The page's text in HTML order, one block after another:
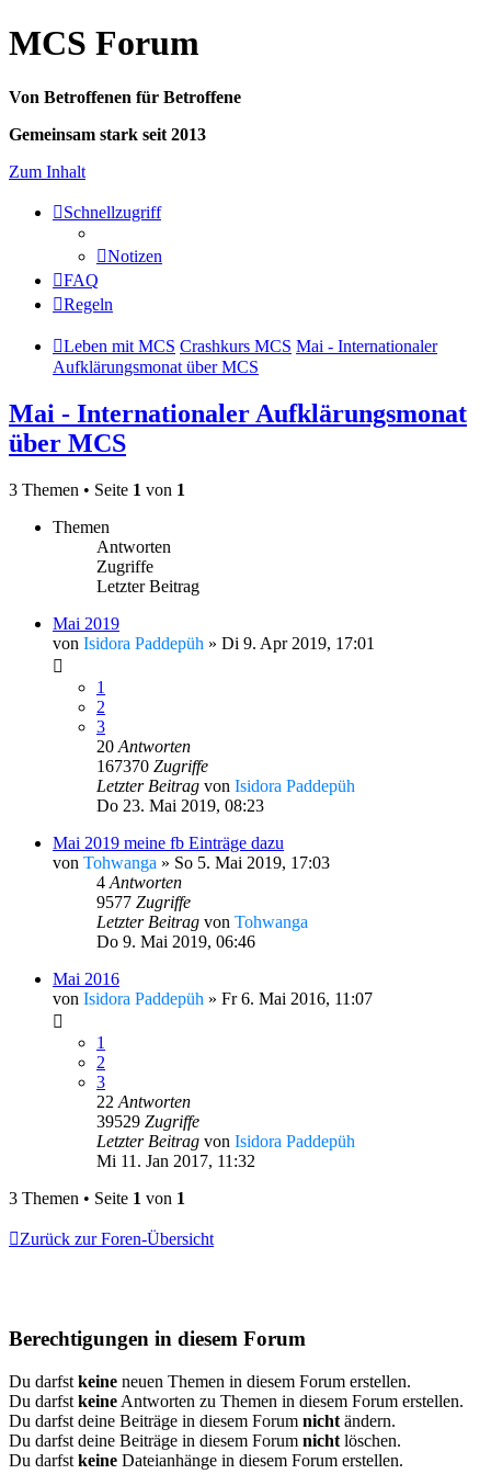
MCS Forum
Von Betroffenen für Betroffene
Gemeinsam stark seit 2013
Zum Inhalt
Schnellzugriff
Notizen
FAQ
Regeln
Leben mit MCS Crashkurs MCS Mai - Internationaler
Aufklärungsmonat über MCS
Mai - Internationaler Aufklärungsmonat
über MCS
3 Themen • Seite 1 von 1
Themen
Antworten
Zugriffe
Letzter Beitrag
Mai 2019
von Isidora Paddepüh » Di 9. Apr 2019, 17:01
1
2
3
20 Antworten
167370 Zugriffe
Letzter Beitrag von Isidora Paddepüh
Do 23. Mai 2019, 08:23
Mai 2019 meine fb Einträge dazu
von Tohwanga » So 5. Mai 2019, 17:03
4 Antworten
9577 Zugriffe
Letzter Beitrag von Tohwanga
Do 9. Mai 2019, 06:46
Mai 2016
von Isidora Paddepüh » Fr 6. Mai 2016, 11:07
1
2
3
22 Antworten
39529 Zugriffe
Letzter Beitrag von Isidora Paddepüh
Mi 11. Jan 2017, 11:32
3 Themen • Seite 1 von 1
Zurück zur Foren-Übersicht
Berechtigungen in diesem Forum
Du darfst keine neuen Themen in diesem Forum erstellen.
Du darfst keine Antworten zu Themen in diesem Forum erstellen.
Du darfst deine Beiträge in diesem Forum nicht ändern.
Du darfst deine Beiträge in diesem Forum nicht löschen.
Du darfst keine Dateianhänge in diesem Forum erstellen.